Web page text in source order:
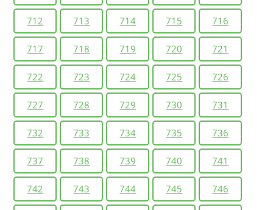
712 713 714 715 716
717 718 719 720 721
722 723 724 725 726
727 728 729 730 731
732 733 734 735 736
737 738 739 740 741
742 743 744 745 746